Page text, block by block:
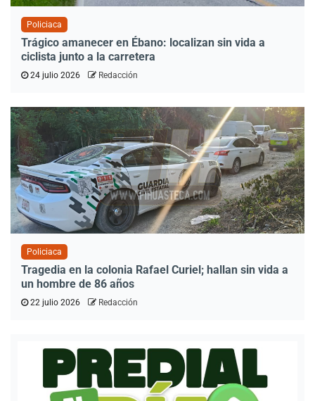
Policiaca
Trágico amanecer en Ébano: localizan sin vida a
ciclista junto a la carretera
24 julio 2026 Redacción
Policiaca
Tragedia en la colonia Rafael Curiel; hallan sin vida a
un hombre de 86 años
22 julio 2026 Redacción